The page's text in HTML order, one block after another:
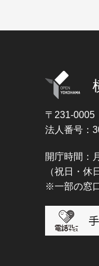
〒231-0005
法人番号：
開庁時間：
（祝日・休
※一部の窓